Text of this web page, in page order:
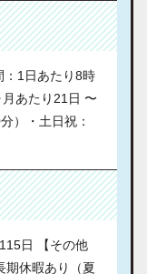
1日あたり8時
あたり21日 〜
）・土日祝：
日 【その他
期休暇あり（夏